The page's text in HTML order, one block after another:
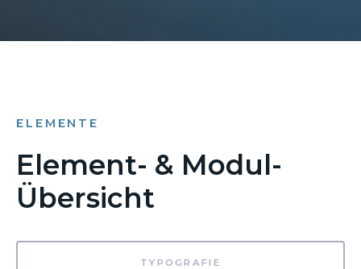
ELEMENTE
Element- & Modul-
Übersicht
TYPOGRAFIE